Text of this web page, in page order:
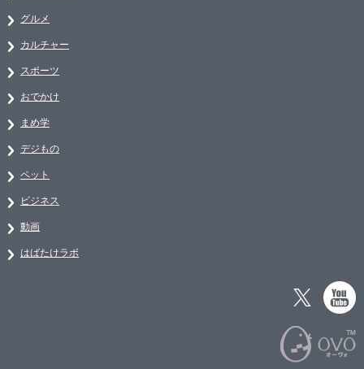
グルメ
カルチャー
スポーツ
おでかけ
まめ学
デジもの
ペット
ビジネス
動画
はばたけラボ